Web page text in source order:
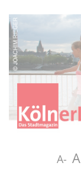
A- A